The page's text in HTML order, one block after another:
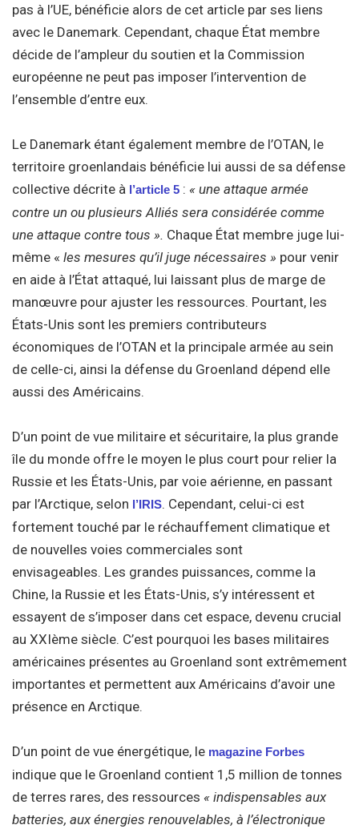
pas à l’UE, bénéficie alors de cet article par ses liens
avec le Danemark. Cependant, chaque État membre
décide de l’ampleur du soutien et la Commission
européenne ne peut pas imposer l’intervention de
l’ensemble d’entre eux.
Le Danemark étant également membre de l’OTAN, le
territoire groenlandais bénéficie lui aussi de sa défense
collective décrite à l’article 5 : « une attaque armée
contre un ou plusieurs Alliés sera considérée comme
une attaque contre tous ». Chaque État membre juge lui-
même « les mesures qu’il juge nécessaires » pour venir
en aide à l’État attaqué, lui laissant plus de marge de
manœuvre pour ajuster les ressources. Pourtant, les
États-Unis sont les premiers contributeurs
économiques de l’OTAN et la principale armée au sein
de celle-ci, ainsi la défense du Groenland dépend elle
aussi des Américains.
D’un point de vue militaire et sécuritaire, la plus grande
île du monde offre le moyen le plus court pour relier la
Russie et les États-Unis, par voie aérienne, en passant
par l’Arctique, selon l’IRIS. Cependant, celui-ci est
fortement touché par le réchauffement climatique et
de nouvelles voies commerciales sont
envisageables. Les grandes puissances, comme la
Chine, la Russie et les États-Unis, s’y intéressent et
essayent de s’imposer dans cet espace, devenu crucial
au XXIème siècle. C’est pourquoi les bases militaires
américaines présentes au Groenland sont extrêmement
importantes et permettent aux Américains d’avoir une
présence en Arctique.
D’un point de vue énergétique, le magazine Forbes
indique que le Groenland contient 1,5 million de tonnes
de terres rares, des ressources « indispensables aux
batteries, aux énergies renouvelables, à l’électronique